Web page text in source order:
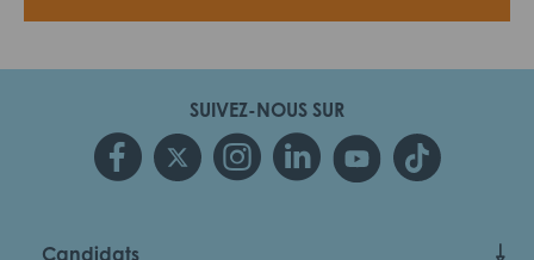
SUIVEZ-NOUS SUR
Candidats